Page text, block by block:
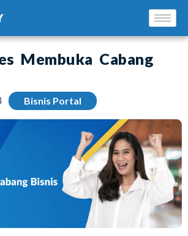
Membuka Cabang
Bisnis Portal
Solusi Kami
Blog
Promo Mitra